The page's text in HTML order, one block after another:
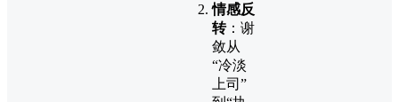
情感反
转：谢
敛从
“冷淡
上司”